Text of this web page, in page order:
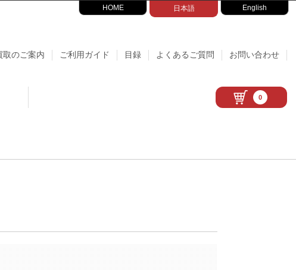
HOME 日本語 English
取のご案内 ご利用ガイド 目録 よくあるご質問 お問い合わせ
0